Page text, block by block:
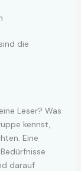
die
Leser? Was
kennst,
Eine
darauf